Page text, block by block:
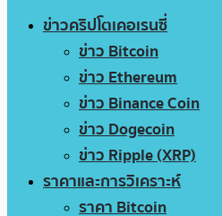
ข่าวคริปโตเคอเรนซี่
ข่าว Bitcoin
ข่าว Ethereum
ข่าว Binance Coin
ข่าว Dogecoin
ข่าว Ripple (XRP)
ราคาและการวิเคราะห์
ราคา Bitcoin